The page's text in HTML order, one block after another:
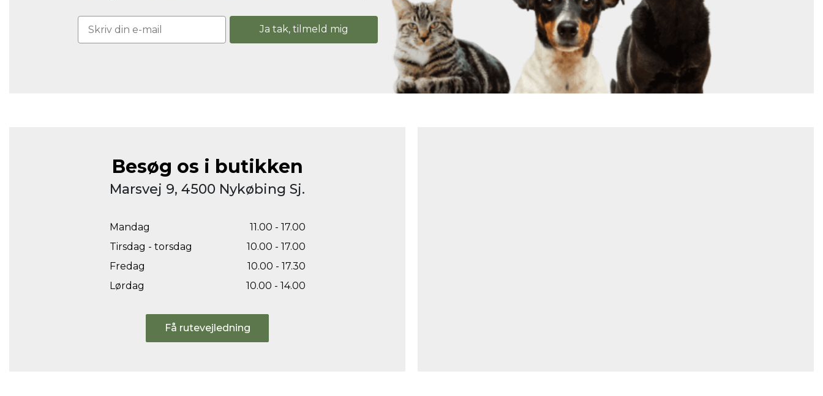
Ja tak, tilmeld mig
Besøg os i butikken
Marsvej 9, 4500 Nykøbing Sj.
Mandag
11.00 - 17.00
Tirsdag - torsdag
10.00 - 17.00
Fredag
10.00 - 17.30
Lørdag
10.00 - 14.00
Få rutevejledning